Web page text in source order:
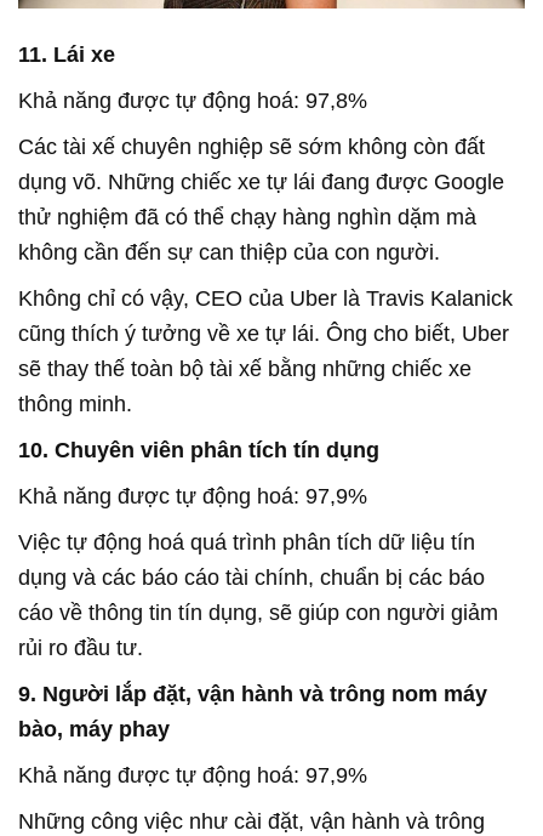
11. Lái xe
Khả năng được tự động hoá: 97,8%
Các tài xế chuyên nghiệp sẽ sớm không còn đất
dụng võ. Những chiếc xe tự lái đang được Google
thử nghiệm đã có thể chạy hàng nghìn dặm mà
không cần đến sự can thiệp của con người.
Không chỉ có vậy, CEO của Uber là Travis Kalanick
cũng thích ý tưởng về xe tự lái. Ông cho biết, Uber
sẽ thay thế toàn bộ tài xế bằng những chiếc xe
thông minh.
10. Chuyên viên phân tích tín dụng
Khả năng được tự động hoá: 97,9%
Việc tự động hoá quá trình phân tích dữ liệu tín
dụng và các báo cáo tài chính, chuẩn bị các báo
cáo về thông tin tín dụng, sẽ giúp con người giảm
rủi ro đầu tư.
9. Người lắp đặt, vận hành và trông nom máy
bào, máy phay
Khả năng được tự động hoá: 97,9%
Những công việc như cài đặt, vận hành và trông